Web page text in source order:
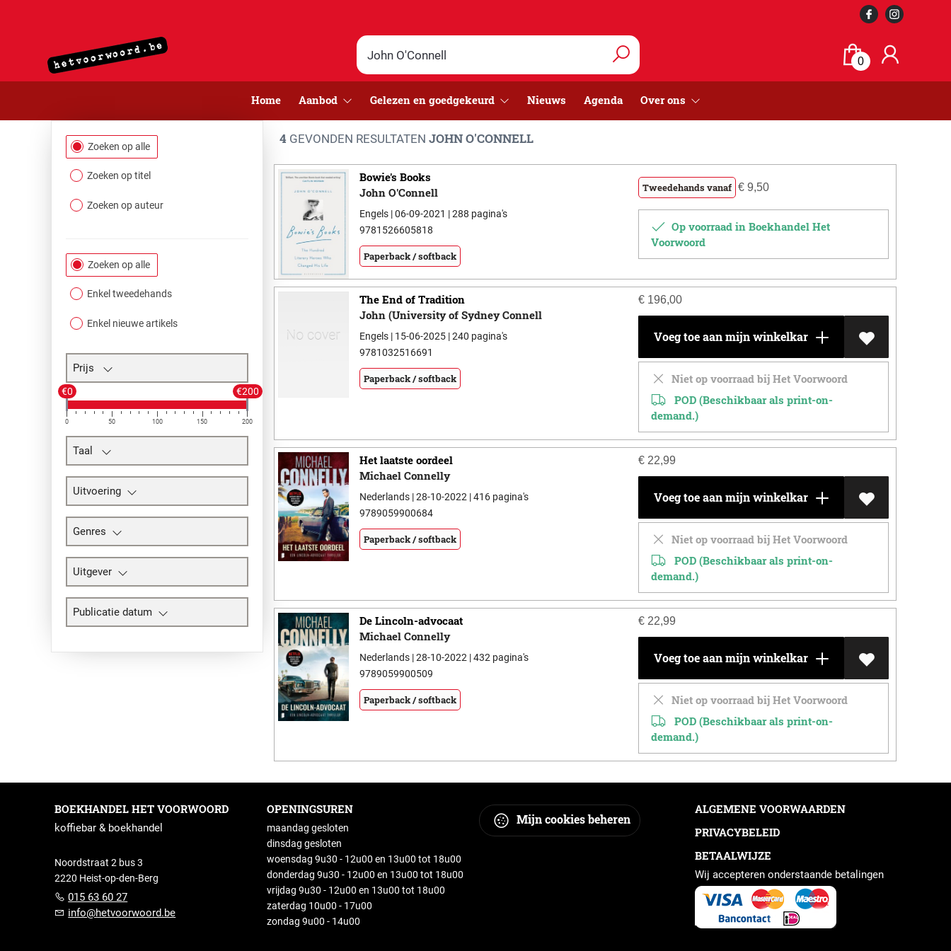
0
Home Aanbod Gelezen en goedgekeurd Nieuws Agenda Over ons
Filtersectie
Zoeken op alle
Zoeken op titel
Zoeken op auteur
Zoeken op alle
Enkel tweedehands
Enkel nieuwe artikels
Prijs
€0 €200
0 50 100 150 200
Taal
Uitvoering
Genres
Uitgever
Publicatie datum
4 GEVONDEN RESULTATEN JOHN O'CONNELL
Bowie's Books
John O'Connell
Engels | 06-09-2021 | 288 pagina's
9781526605818
Paperback / softback
Tweedehands vanaf € 9,50
Op voorraad in Boekhandel Het
Voorwoord
The End of Tradition
John (University of Sydney Connell
Engels | 15-06-2025 | 240 pagina's
9781032516691
Paperback / softback
€ 196,00
Voeg toe aan mijn winkelkar
Niet op voorraad bij Het Voorwoord
POD (Beschikbaar als print-on-
demand.)
Het laatste oordeel
Michael Connelly
Nederlands | 28-10-2022 | 416 pagina's
9789059900684
Paperback / softback
€ 22,99
Voeg toe aan mijn winkelkar
Niet op voorraad bij Het Voorwoord
POD (Beschikbaar als print-on-
demand.)
De Lincoln-advocaat
Michael Connelly
Nederlands | 28-10-2022 | 432 pagina's
9789059900509
Paperback / softback
€ 22,99
Voeg toe aan mijn winkelkar
Niet op voorraad bij Het Voorwoord
POD (Beschikbaar als print-on-
demand.)
BOEKHANDEL HET VOORWOORD
koffiebar & boekhandel
Noordstraat 2 bus 3
2220 Heist-op-den-Berg
015 63 60 27
info@hetvoorwoord.be
OPENINGSUREN
maandag gesloten
dinsdag gesloten
woensdag 9u30 - 12u00 en 13u00 tot 18u00
donderdag 9u30 - 12u00 en 13u00 tot 18u00
vrijdag 9u30 - 12u00 en 13u00 tot 18u00
zaterdag 10u00 - 17u00
zondag 9u00 - 14u00
Mijn cookies beheren
ALGEMENE VOORWAARDEN
PRIVACYBELEID
BETAALWIJZE
Wij accepteren onderstaande betalingen